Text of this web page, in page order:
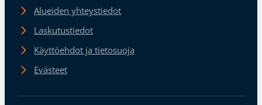
Alueiden yhteystiedot
Laskutustiedot
Käyttöehdot ja tietosuoja
Evästeet